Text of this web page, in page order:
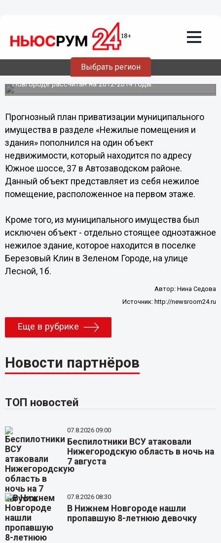
Выбрать регион
Дума Нижнего Новгорода одобрила
изменения в прогнозный план
приватизации муниципального
имущества
Прогнозный план муниципального имущества в Нижнем
Новгороде рассчитан на 2012-2014 годы.
Прогнозный план приватизации муниципального
имущества в разделе «Нежилые помещения и
здания» пополнился на один объект
недвижимости, который находится по адресу
Южное шоссе, 37 в Автозаводском районе.
Данный объект представляет из себя нежилое
помещение, расположенное на первом этаже.
Кроме того, из муниципального имущества был
исключен объект - отдельно стоящее одноэтажное
нежилое здание, которое находится в поселке
Березовый Клин в Зеленом Городе, на улице
Лесной, 1б.
Автор:Нина Седова
Источник: http://newsroom24.ru
Еще в рубрике
Новости партнёров
ТОП новостей
07.8.2026 09:00
Беспилотники ВСУ атаковали
Нижегородскую область в ночь на
7 августа
07.8.2026 08:30
В Нижнем Новгороде нашли
пропавшую 8-летнюю девочку